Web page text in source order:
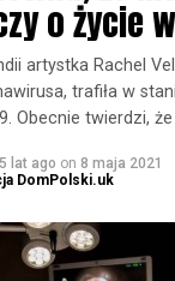
o życie
artystka Rachel
trafiła w
Obecnie twierdzi, że
5 lat ago on 8 maja 2021
DomPolski.uk